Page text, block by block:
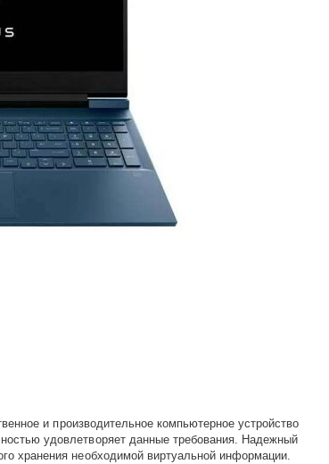
и производительное компьютерное устройство
удовлетворяет данные требования. Надежный
хранения необходимой виртуальной информации.